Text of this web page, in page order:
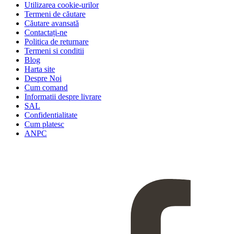
Utilizarea cookie-urilor
Termeni de căutare
Căutare avansată
Contactați-ne
Politica de returnare
Termeni si conditii
Blog
Harta site
Despre Noi
Cum comand
Informatii despre livrare
SAL
Confidentialitate
Cum platesc
ANPC